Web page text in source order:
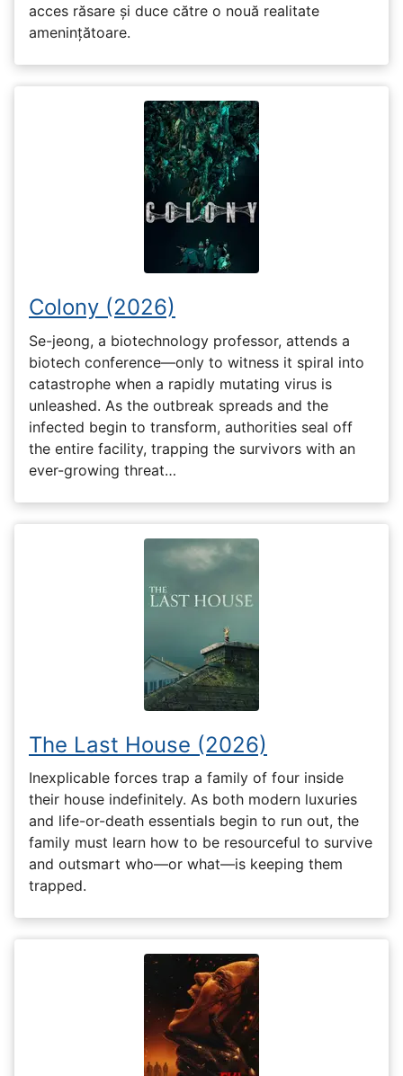
acces răsare și duce către o nouă realitate
amenințătoare.
Colony (2026)
Se-jeong, a biotechnology professor, attends a
biotech conference—only to witness it spiral into
catastrophe when a rapidly mutating virus is
unleashed. As the outbreak spreads and the
infected begin to transform, authorities seal off
the entire facility, trapping the survivors with an
ever-growing threat…
The Last House (2026)
Inexplicable forces trap a family of four inside
their house indefinitely. As both modern luxuries
and life-or-death essentials begin to run out, the
family must learn how to be resourceful to survive
and outsmart who—or what—is keeping them
trapped.